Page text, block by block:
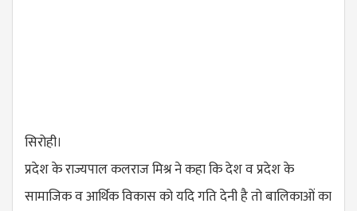
सिरोही।
प्रदेश के राज्यपाल कलराज मिश्र ने कहा कि देश व प्रदेश के
सामाजिक व आर्थिक विकास को यदि गति देनी है तो बालिकाओं का